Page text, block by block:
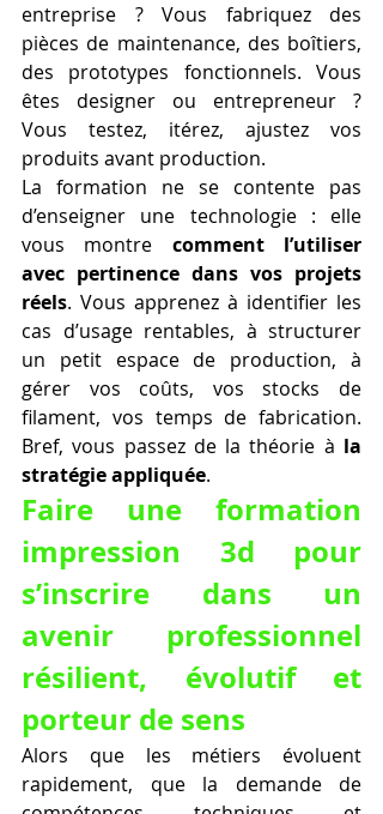
entreprise ? Vous fabriquez des
pièces de maintenance, des boîtiers,
des prototypes fonctionnels. Vous
êtes designer ou entrepreneur ?
Vous testez, itérez, ajustez vos
produits avant production.
La formation ne se contente pas
d’enseigner une technologie : elle
vous montre comment l’utiliser
avec pertinence dans vos projets
réels. Vous apprenez à identifier les
cas d’usage rentables, à structurer
un petit espace de production, à
gérer vos coûts, vos stocks de
filament, vos temps de fabrication.
Bref, vous passez de la théorie à la
stratégie appliquée.
Faire une formation
impression 3d pour
s’inscrire dans un
avenir professionnel
résilient, évolutif et
porteur de sens
Alors que les métiers évoluent
rapidement, que la demande de